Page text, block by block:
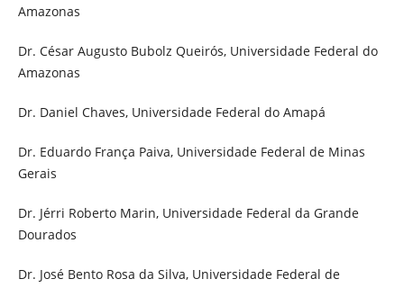
Amazonas
Dr. César Augusto Bubolz Queirós, Universidade Federal do
Amazonas
Dr. Daniel Chaves, Universidade Federal do Amapá
Dr. Eduardo França Paiva, Universidade Federal de Minas
Gerais
Dr. Jérri Roberto Marin, Universidade Federal da Grande
Dourados
Dr. José Bento Rosa da Silva, Universidade Federal de